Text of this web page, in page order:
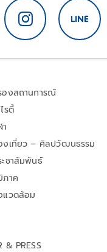
องสถานการณ์
รตี้
งเที่ยว – ศิลปวัฒนธรรม
ะชาสัมพันธ์
ภาค
แวดล้อม
& PRESS